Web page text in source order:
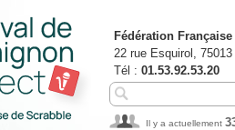
Fédération
22 rue Esquirol,
Tél : 01.53.92.53.20
Il y a actuellement